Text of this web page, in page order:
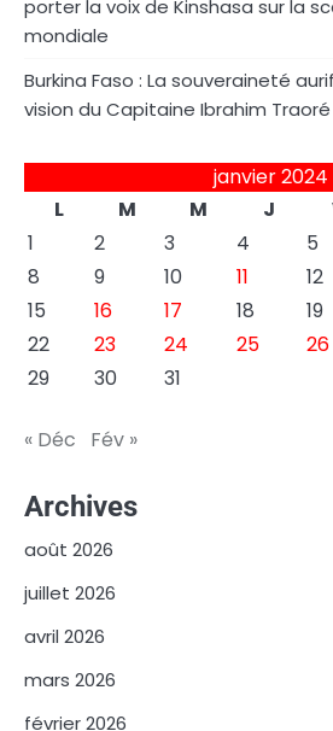
porter la voix de Kinshasa sur la
mondiale
Burkina Faso : La souveraineté
vision du Capitaine Ibrahim Traoré
janvier 2024
L
M M J
1
2 3 4 5
8
9 10 11 12
15
16 17 18 19
22
23 24 25 26
29
30 31
« Déc Fév »
Archives
août 2026
juillet 2026
avril 2026
mars 2026
février 2026